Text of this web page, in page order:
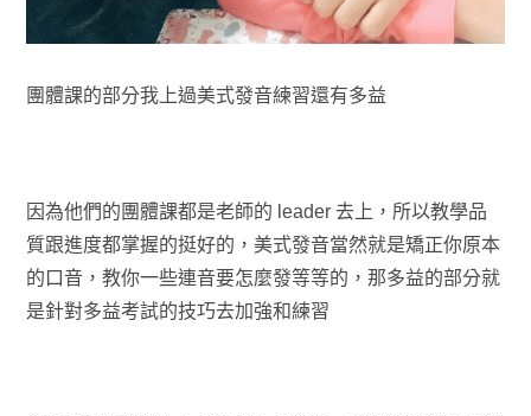
團體課的部分我上過美式發音練習還有多益
因為他們的團體課都是老師的 leader 去上，所以教學品
質跟進度都掌握的挺好的，美式發音當然就是矯正你原本
的口音，教你一些連音要怎麼發等等的，那多益的部分就
是針對多益考試的技巧去加強和練習